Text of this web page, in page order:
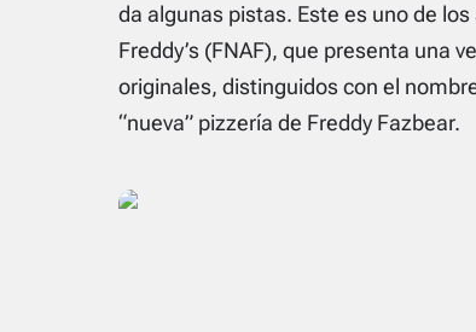
da algunas pistas. Este es uno de
Freddy’s (FNAF), que presenta una
originales, distinguidos con el
“nueva” pizzería de Freddy Fazbear.